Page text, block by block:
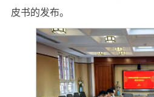
皮书的发布。